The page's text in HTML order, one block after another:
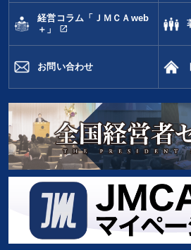
経営コラム「ＪＭＣＡweb
＋」
open_in_new
お問い合わせ